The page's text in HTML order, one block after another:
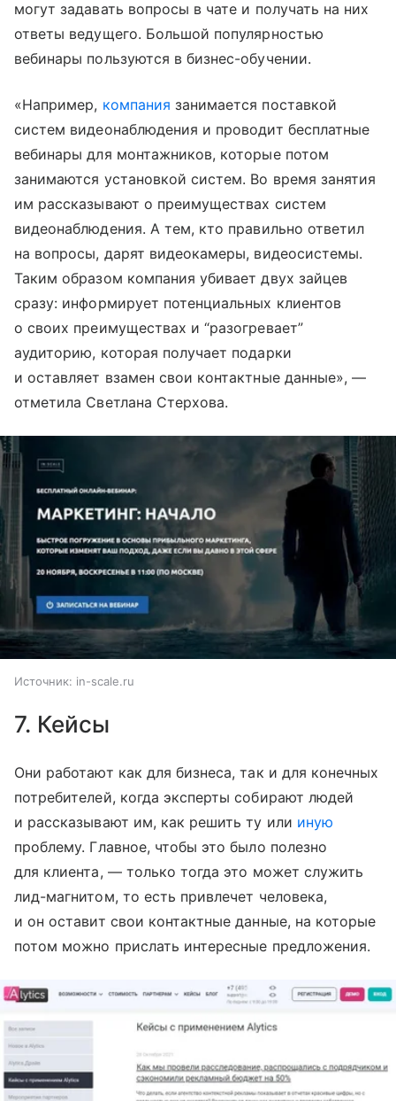
могут задавать вопросы в чате и получать на них
ответы ведущего. Большой популярностью
вебинары пользуются в бизнес-обучении.
«Например, компания занимается поставкой
систем видеонаблюдения и проводит бесплатные
вебинары для монтажников, которые потом
занимаются установкой систем. Во время занятия
им рассказывают о преимуществах систем
видеонаблюдения. А тем, кто правильно ответил
на вопросы, дарят видеокамеры, видеосистемы.
Таким образом компания убивает двух зайцев
сразу: информирует потенциальных клиентов
о своих преимуществах и “разогревает”
аудиторию, которая получает подарки
и оставляет взамен свои контактные данные», —
отметила Светлана Стерхова.
Источник: in-scale.ru
7. Кейсы
Они работают как для бизнеса, так и для конечных
потребителей, когда эксперты собирают людей
и рассказывают им, как решить ту или иную
проблему. Главное, чтобы это было полезно
для клиента, — только тогда это может служить
лид-магнитом, то есть привлечет человека,
и он оставит свои контактные данные, на которые
потом можно прислать интересные предложения.